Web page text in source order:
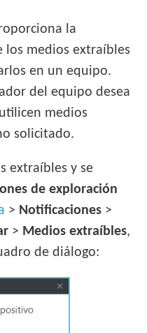
la
los medios extraíbles
en un equipo.
del equipo desea
medios
solicitado.
extraíbles y se
de exploración
> Notificaciones >
> Medios extraíbles,
de diálogo: